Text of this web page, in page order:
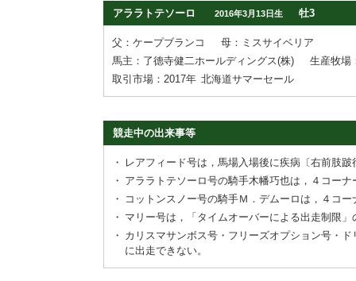
アララトテソーロ
2016年3月13日生 牡3
父：ケープブランコ
母：ミスサイベリア
馬主：了德寺健二ホールディングス(株)
生産牧場
取引市場：2017年 北海道サマーセール
競走中の出来事等
・
レアフィード号は，馬場入場後に疾病〔右前肢
・ アララトテソーロ号の騎手木幡巧也は，４コー
・
コットンスノー号の騎手Ｍ．デムーロは，４コ
・ マリー号は，「タイムオーバーによる出走制限
・ カリスマサンボス号・フリーズオプション号・
に出走できない。